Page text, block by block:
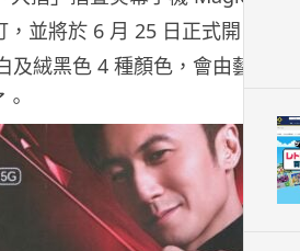
並將於 6 月 25 日正式開
絨黑色 4 種顏色，會由藝人